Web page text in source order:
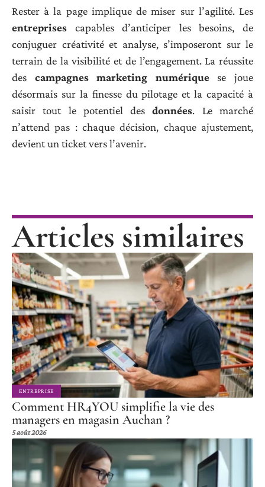
Rester à la page implique de miser sur l’agilité. Les
entreprises capables d’anticiper les besoins, de
conjuguer créativité et analyse, s’imposeront sur le
terrain de la visibilité et de l’engagement. La réussite
des campagnes marketing numériquese joue
désormais sur la finesse du pilotage et la capacité à
saisir tout le potentiel desdonnées. Le marché
n’attend pas : chaque décision, chaque ajustement,
devient un ticket vers l’avenir.
Articles similaires
ENTREPRISE
Comment HR4YOU simplifie la vie des
managers en magasin Auchan ?
5 août 2026